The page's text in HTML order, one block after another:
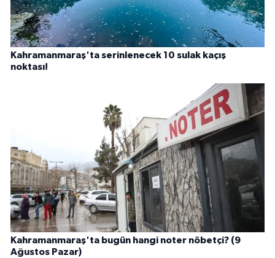
Kahramanmaraş'ta serinlenecek 10 sulak kaçış
noktası!
Kahramanmaraş'ta bugün hangi noter nöbetçi? (9
Ağustos Pazar)